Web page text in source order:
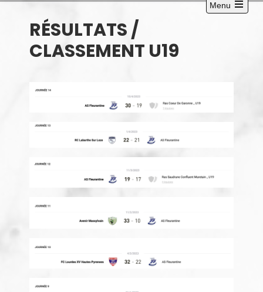
Menu
Open
RÉSULTATS /
CLASSEMENT U19